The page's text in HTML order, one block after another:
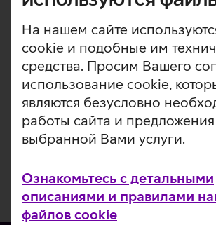
На нашем сайте
cookie и подобные им
средства. Просим Вашего
использование cookie,
являются безусловно
работы сайта и
выбранной Вами услуги.
Ознакомьтесь с детальными
описаниями и правилами
файлов cookie